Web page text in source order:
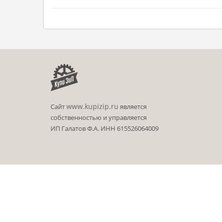
Сайтwww.kupizip.ru является
собственностью и управляется
ИП Галатов Ф.А. ИНН 615526064009